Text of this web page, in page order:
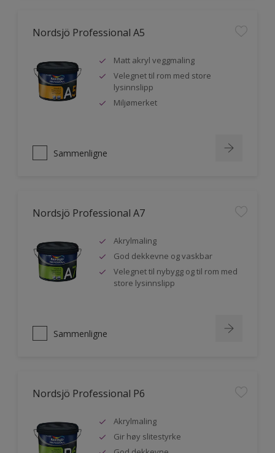
Nordsjö Professional A5
Matt akryl veggmaling
Velegnet til rom med store
lysinnslipp
Miljømerket
Sammenligne
Nordsjö Professional A7
Akrylmaling
God dekkevne og vaskbar
Velegnet til nybygg og til rom med
store lysinnslipp
Sammenligne
Nordsjö Professional P6
Akrylmaling
Gir høy slitestyrke